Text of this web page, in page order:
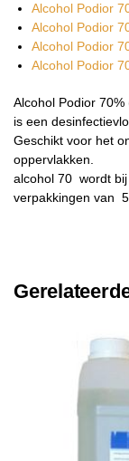
Alcohol Podior
Alcohol Podior
Alcohol Podior
Alcohol Podior
Alcohol Podior
is een
Geschikt voor het
oppervlakken.
alcohol 70 wordt
verpakkingen van